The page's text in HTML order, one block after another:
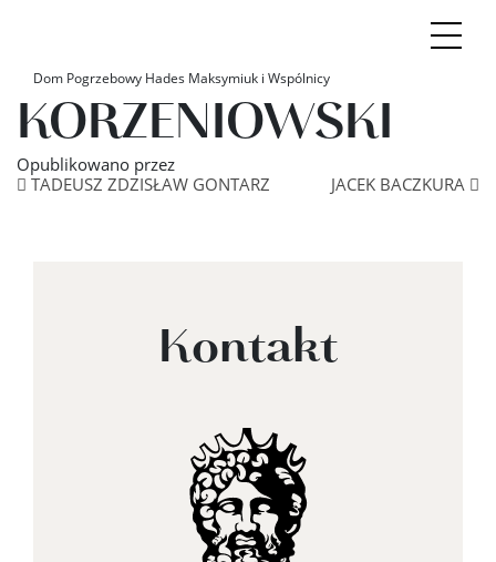
Dom Pogrzebowy Hades Maksymiuk i Wspólnicy
ŁUKASZ
KORZENIOWSKI
Opublikowano przez
Nawigacja po
TADEUSZ ZDZISŁAW GONTARZ JACEK BACZKURA
Kontakt